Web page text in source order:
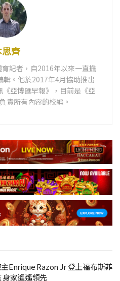
齊
記者，自2016年以來一直擔
輯。他於2017年4月協助推出
亞博匯早報》，目前是《亞
責所有內容的校編。
Enrique Razon Jr 登上福布斯菲
家遙遙領先